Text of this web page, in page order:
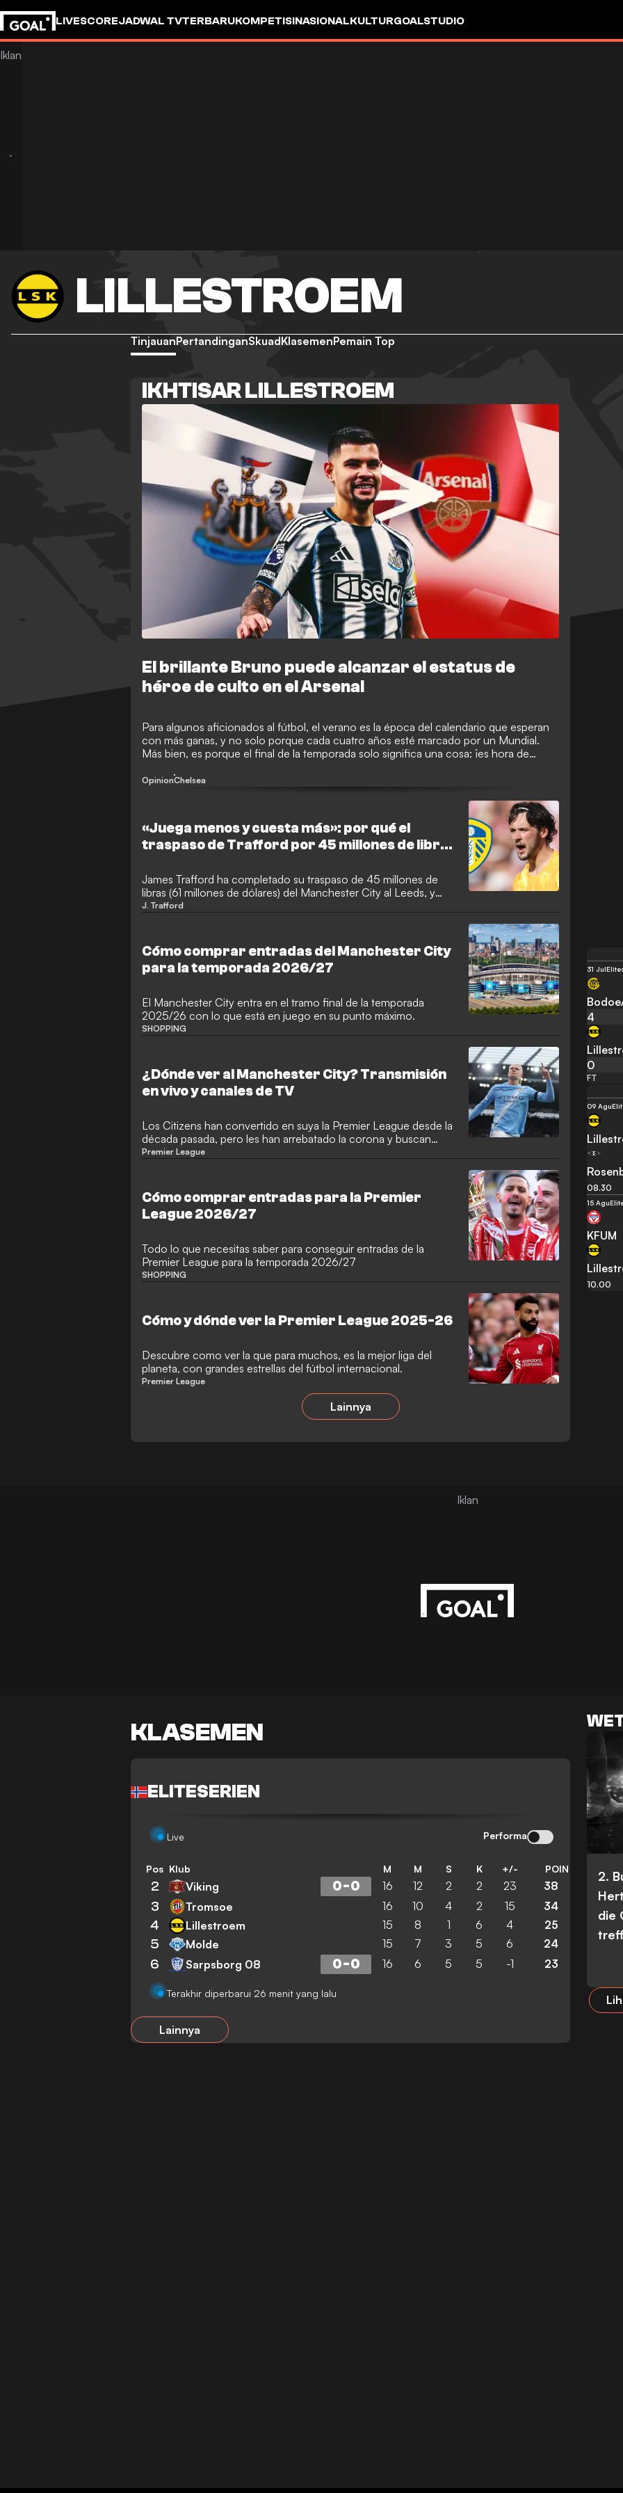
LIVESCOREJADWAL TVTERBARUKOMPETISINASIONALKULTURGOALSTUDIO
LILLESTROEM
TinjauanPertandinganSkuadKlasemenPemain Top
IKHTISAR LILLESTROEM
El brillante Bruno puede alcanzar el estatus de
héroe de culto en el Arsenal
Para algunos aficionados al fútbol, el verano es la época del calendario que esperan
con más ganas, y no solo porque cada cuatro años esté marcado por un Mundial.
Más bien, es porque el final de la temporada solo significa una cosa: ¡es hora de
con algunos nombres muy importantes protagonizando traspasos millonarios antes
OpinionChelsea
«Juega menos y cuesta más»: por qué el
traspaso de Trafford por 45 millones de libras
James Trafford ha completado su traspaso de 45 millones de
libras (61 millones de dólares) del Manchester City al Leeds, y
Graham Stack le ha explicado a GOAL por qué esa operación
valorado, ha cambiado de club, con importantes cantidades de
por medio, en tres de los últimos cuatro mercados de verano.
J. Trafford
Cómo comprar entradas del Manchester City
para la temporada 2026/27
El Manchester City entra en el tramo final de la temporada
2025/26 con lo que está en juego en su punto máximo.
SHOPPING
¿Dónde ver al Manchester City? Transmisión
en vivo y canales de TV
Los Citizens han convertido en suya la Premier League desde la
década pasada, pero les han arrebatado la corona y buscan
recuperarla.
Premier League
Cómo comprar entradas para la Premier
League 2026/27
Todo lo que necesitas saber para conseguir entradas de la
Premier League para la temporada 2026/27
SHOPPING
Cómo y dónde ver la Premier League 2025-26
Descubre como ver la que para muchos, es la mejor liga del
planeta, con grandes estrellas del fútbol internacional.
Premier League
Lainnya
31 Jul
4
0
FT
09 Agu
08.30
15 Agu
KFUM
10.00
KLASEMEN
ELITESERIEN
Live Performa
Pos Klub M M S K +/- POIN
2 Viking 0-0 16 12 2 2 23 38
3 Tromsoe 16 10 4 2 15 34
4 Lillestroem 15 8 1 6 4 25
5 Molde 15 7 3 5 6 24
6 Sarpsborg 08 0-0 16 6 5 5 -1 23
Terakhir diperbarui 26 menit yang lalu
Lainnya
2.
die